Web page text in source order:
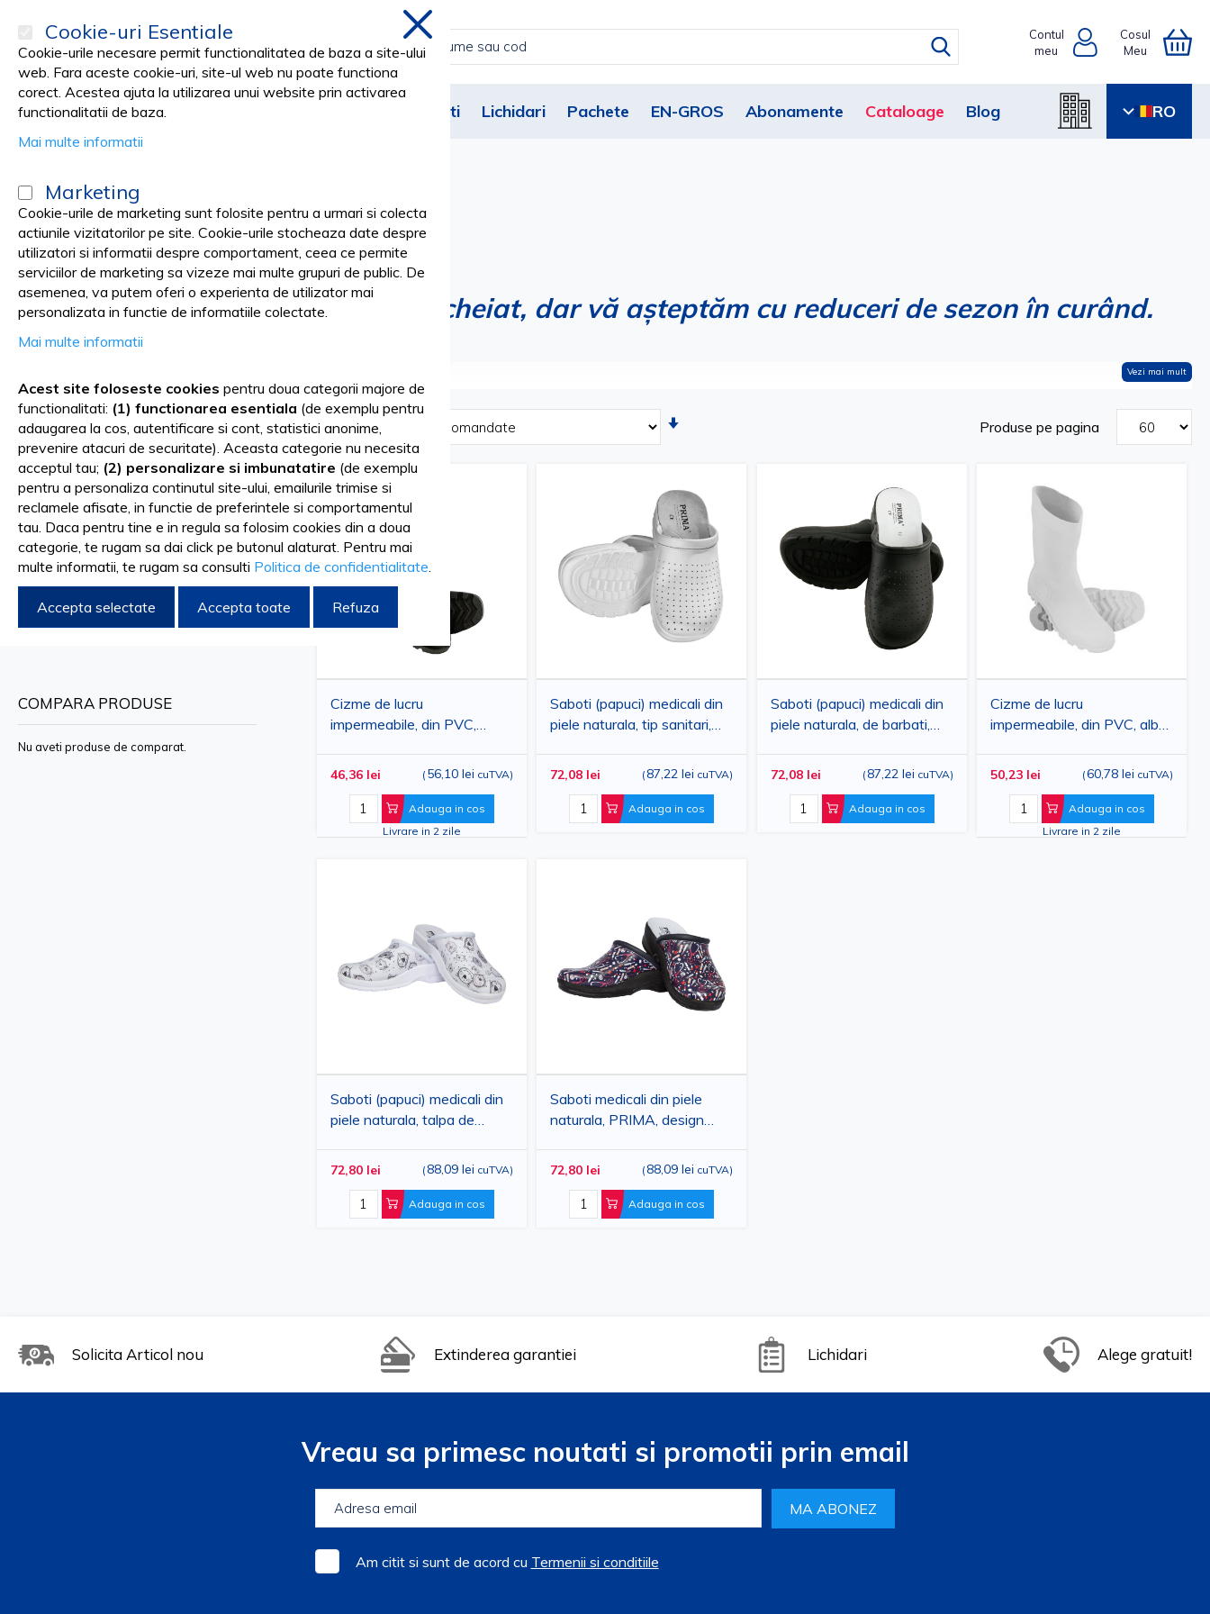
Contul
meu
RO
Cosul
Meu
PRODUSE Noutati Lichidari Pachete EN-GROS Abonamente Cataloage Blog
Black Friday
Campania de Black Friday s-a încheiat, dar vă așteptăm cu reduceri de sezon în curând.
Vezi mai mult
Sortare dupa Produse pe pagina
Cizme de lucru
impermeabile, din PVC,
46,36 lei ( 56,10 lei cuTVA)
Adauga in cos
Livrare in 2 zile
Saboti (papuci) medicali din
piele naturala, tip sanitari,
perforati, utilizare
cosmetica, PRIMA
72,08 lei (87,22 lei cuTVA)
Adauga in cos
Saboti (papuci) medicali din
piele naturala, de barbati,
pentru domeniul de igiena si
industria alimentara, PRIMA
72,08 lei (87,22 lei cuTVA)
Adauga in cos
Cizme de lucru
impermeabile, din PVC, albe,
50,23 lei (60,78 lei cuTVA)
Adauga in cos
Livrare in 2 zile
Saboti (papuci) medicali din
piele naturala, talpa de
utilizare veterinara, model
pisicute, PRIMA
72,80 lei (88,09 lei cuTVA)
Adauga in cos
Saboti medicali din piele
naturala, PRIMA, design
stetoscop si seringi
72,80 lei (88,09 lei cuTVA)
Adauga in cos
FILTRARE DUPA
41 Sterge filtrele
Culoare
Alb
Design medical albastru
Design veterinar
COMPARA PRODUSE
Nu aveti produse de comparat.
Solicita Articol nou Extinderea garantiei Lichidari Alege gratuit!
Vreau sa primesc noutati si promotii prin email
MA ABONEZ
Am citit si sunt de acord cu Termenii si conditiile
inchide
Cookie-uri Esentiale
Cookie-urile necesare permit functionalitatea de baza a site-ului
web. Fara aceste cookie-uri, site-ul web nu poate functiona
corect. Acestea ajuta la utilizarea unui website prin activarea
functionalitatii de baza.
Mai multe informatii
Marketing
Cookie-urile de marketing sunt folosite pentru a urmari si colecta
actiunile vizitatorilor pe site. Cookie-urile stocheaza date despre
utilizatori si informatii despre comportament, ceea ce permite
serviciilor de marketing sa vizeze mai multe grupuri de public. De
asemenea, va putem oferi o experienta de utilizator mai
personalizata in functie de informatiile colectate.
Mai multe informatii
Acest site foloseste cookies pentru doua categorii majore de
functionalitati: (1) functionarea esentiala (de exemplu pentru
adaugarea la cos, autentificare si cont, statistici anonime,
prevenire atacuri de securitate). Aceasta categorie nu necesita
acceptul tau; (2) personalizare si imbunatatire (de exemplu
pentru a personaliza continutul site-ului, emailurile trimise si
reclamele afisate, in functie de preferintele si comportamentul
tau. Daca pentru tine e in regula sa folosim cookies din a doua
categorie, te rugam sa dai click pe butonul alaturat. Pentru mai
multe informatii, te rugam sa consulti Politica de confidentialitate.
Accepta selectate Accepta toate Refuza